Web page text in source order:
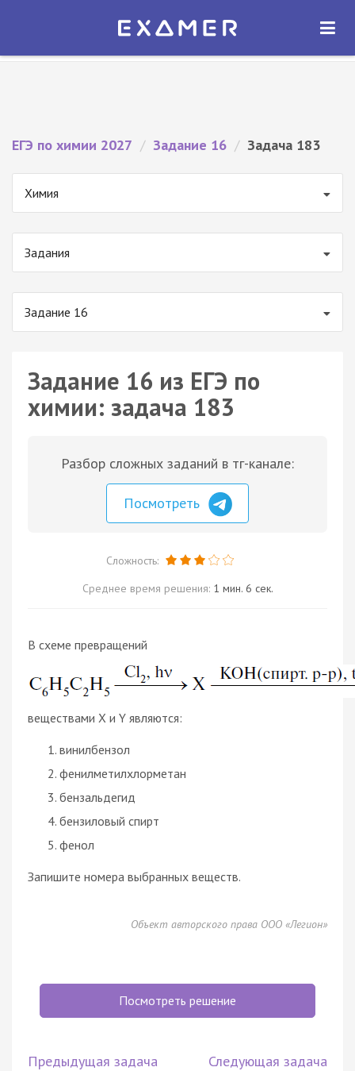
Экзамер — ЕГЭ 2027
ОТКРЫТЬ
ЕГЭ по химии 2027 / Задание 16 / Задача 183
Химия
Задания
Задание 16
Задание 16 из ЕГЭ по
химии: задача 183
Разбор сложных заданий в тг-канале:
Посмотреть
Сложность:
Среднее время решения: 1 мин. 6 сек.
В схеме превращений
веществами Х и Y являются:
винилбензол
фенилметилхлорметан
бензальдегид
бензиловый спирт
фенол
Запишите номера выбранных веществ.
Объект авторского права ООО «Легион»
Посмотреть решение
Предыдущая задача Следующая задача